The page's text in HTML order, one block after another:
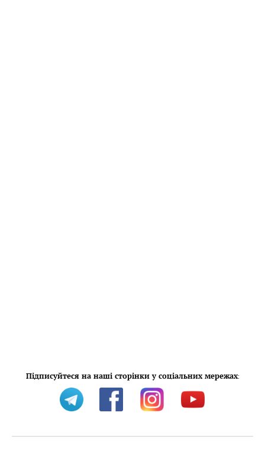
Підписуйтеся на наші сторінки у соціальних мережах: